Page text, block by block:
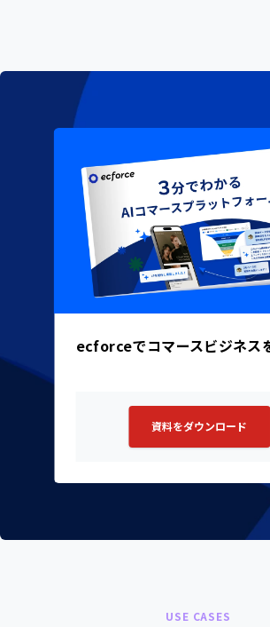
ecforceでコマースビジネス
資料をダウンロード
USE CASES